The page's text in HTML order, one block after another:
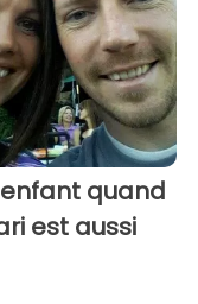
quand
est aussi